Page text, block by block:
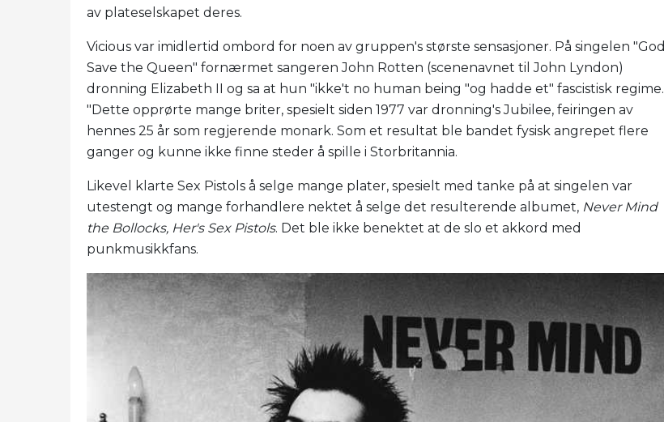
av plateselskapet deres.
Vicious var imidlertid ombord for noen av gruppen's største sensasjoner. På singelen "God
Save the Queen" fornærmet sangeren John Rotten (scenenavnet til John Lyndon)
dronning Elizabeth II og sa at hun "ikke't no human being "og hadde et" fascistisk regime.
"Dette opprørte mange briter, spesielt siden 1977 var dronning's Jubilee, feiringen av
hennes 25 år som regjerende monark. Som et resultat ble bandet fysisk angrepet flere
ganger og kunne ikke finne steder å spille i Storbritannia.
Likevel klarte Sex Pistols å selge mange plater, spesielt med tanke på at singelen var
utestengt og mange forhandlere nektet å selge det resulterende albumet, Never Mind
the Bollocks, Her's Sex Pistols. Det ble ikke benektet at de slo et akkord med
punkmusikkfans.